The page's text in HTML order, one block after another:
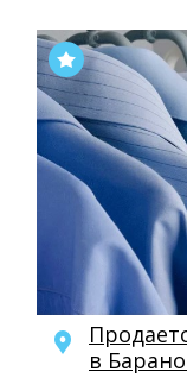
в